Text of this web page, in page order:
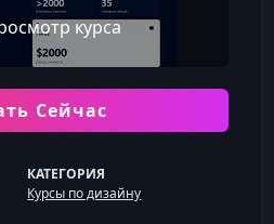
курса
Сейчас
КАТЕГОРИЯ
Курсы по дизайну